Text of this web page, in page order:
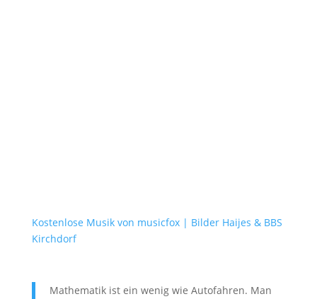
Kostenlose Musik von musicfox | Bilder Haijes & BBS
Kirchdorf
Mathematik ist ein wenig wie Autofahren. Man